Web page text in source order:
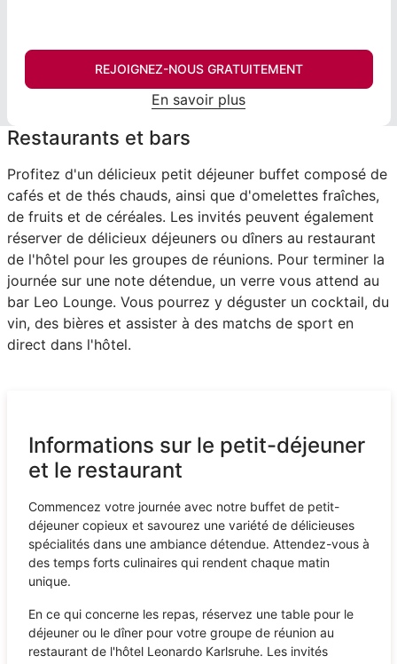
REJOIGNEZ-NOUS GRATUITEMENT
En savoir plus
Restaurants et bars
Profitez d'un délicieux petit déjeuner buffet composé de
cafés et de thés chauds, ainsi que d'omelettes fraîches,
de fruits et de céréales. Les invités peuvent également
réserver de délicieux déjeuners ou dîners au restaurant
de l'hôtel pour les groupes de réunions. Pour terminer la
journée sur une note détendue, un verre vous attend au
bar Leo Lounge. Vous pourrez y déguster un cocktail, du
vin, des bières et assister à des matchs de sport en
direct dans l'hôtel.
Informations sur le petit-déjeuner
et le restaurant
Commencez votre journée avec notre buffet de petit-
déjeuner copieux et savourez une variété de délicieuses
spécialités dans une ambiance détendue. Attendez-vous à
des temps forts culinaires qui rendent chaque matin
unique.
En ce qui concerne les repas, réservez une table pour le
déjeuner ou le dîner pour votre groupe de réunion au
restaurant de l'hôtel Leonardo Karlsruhe. Les invités